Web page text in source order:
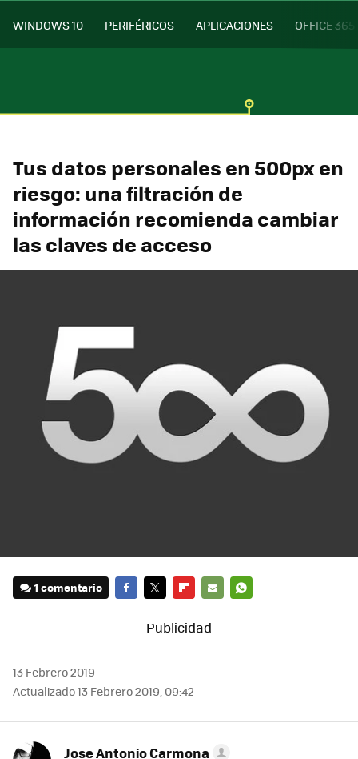
WINDOWS 10 PERIFÉRICOS APLICACIONES OFFICE 365
Tus datos personales en 500px en
riesgo: una filtración de
información recomienda cambiar
las claves de acceso
1 comentario
MAIL
13 Febrero 2019
Actualizado 13 Febrero 2019, 09:42
Jose Antonio Carmona